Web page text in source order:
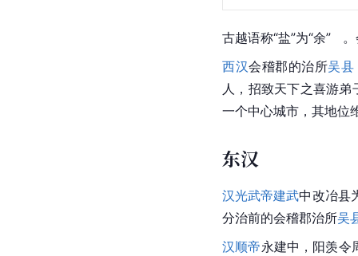
古越语称“盐”为“余”
西汉会稽郡的治所吴县
人，招致天下之喜游弟
一个中心城市，其地位
东汉
汉光武帝建武中改冶县
分治前的会稽郡治所吴
汉顺帝永建中，阳羡令